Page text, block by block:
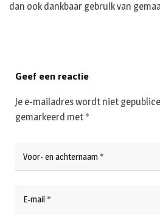
dan ook dankbaar gebruik van
Geef een reactie
Je e-mailadres wordt niet
gemarkeerd met *